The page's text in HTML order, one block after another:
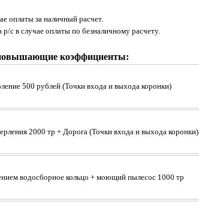
оплаты за наличный расчет.
с в случае оплаты по безналичному расчету.
повышающие коэффициенты:
500 рублей (Точки входа и выхода коронки)
2000 тр + Дорога (Точки входа и выхода коронки)
водосборное кольцо + моющий пылесос 1000 тр